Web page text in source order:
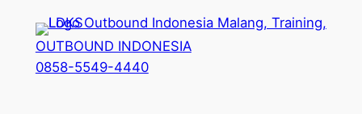
konten
OUTBOUND INDONESIA
0858-5549-4440